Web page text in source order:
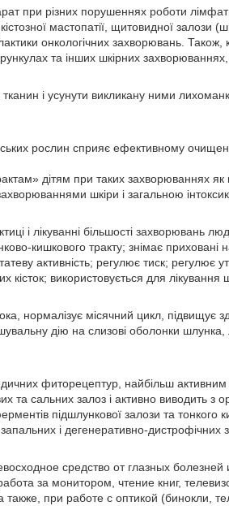
при різних порушеннях роботи
мастопатії, щитовидної
онкологічних захворювань.
та інших шкірних
і усунути викликану ними
рослин сприяє ефективному
дітям при таких захворюваннях як
шкіри і загальною
і лікуванні більшості захворювань
кишкового тракту; знімає приховані
активність; регулює тиск;
використовується для лікування
нормалізує місячний цикл, підвищує
дію на слизові оболонки шлунка,
фиторецептур, найбільш
сальних залоз і активно виводить з
підшлункової залози та тонкого
і дегенеративно-дистрофічних
средство от глазных
за монитором, чтение книг,
при работе с оптикой (бинокли,